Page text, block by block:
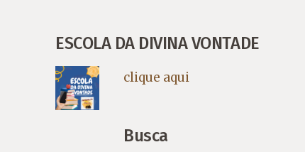
ESCOLA DA DIVINA VONTADE
clique aqui
Busca